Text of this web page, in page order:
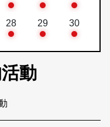
28 29 30
動